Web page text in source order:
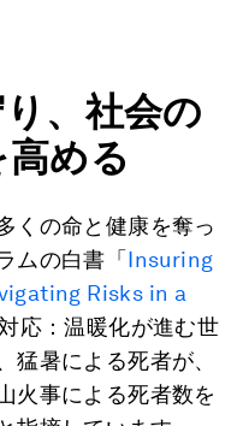
、社会の
める
くの命と健康を奪っ
ムの白書「 Insuring
Risks in a
応：温暖化が進む世
猛暑による死者が、
火事による死者数を